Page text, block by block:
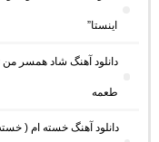
اینستا”
طعمه
دانلود آهنگ خسته ام (